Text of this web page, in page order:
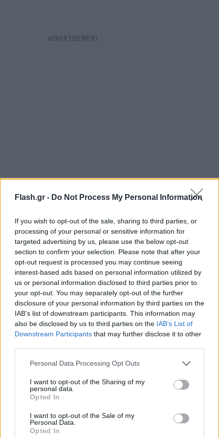
Flash.gr - Do Not Process My Personal Information
If you wish to opt-out of the sale, sharing to third parties, or
processing of your personal or sensitive information for
targeted advertising by us, please use the below opt-out
section to confirm your selection. Please note that after your
opt-out request is processed you may continue seeing
interest-based ads based on personal information utilized by
us or personal information disclosed to third parties prior to
your opt-out. You may separately opt-out of the further
disclosure of your personal information by third parties on the
IAB’s list of downstream participants. This information may
also be disclosed by us to third parties on the IAB’s List of
Downstream Participants that may further disclose it to other
Please note that this website/app uses one or more Google
not limited to your visit or usage behaviour. You may click to
grant or deny consent to Google and its third-party tags to
use your data for below specified purposes in below Google
consent section.
Personal Data Processing Opt Outs
I want to opt-out of the Sharing of my
personal data.
Opted In
I want to opt-out of the Sale of my
Personal Data.
Opted In
για να κάνει δικό της τον 30χρονο χαφ, ο οποίος
αποχωρεί από τους «μπεργκαμάσκι» μετά από μια
εξαετία.